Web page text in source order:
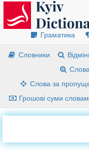
Граматика
Словники
Слова за
Грошові суми